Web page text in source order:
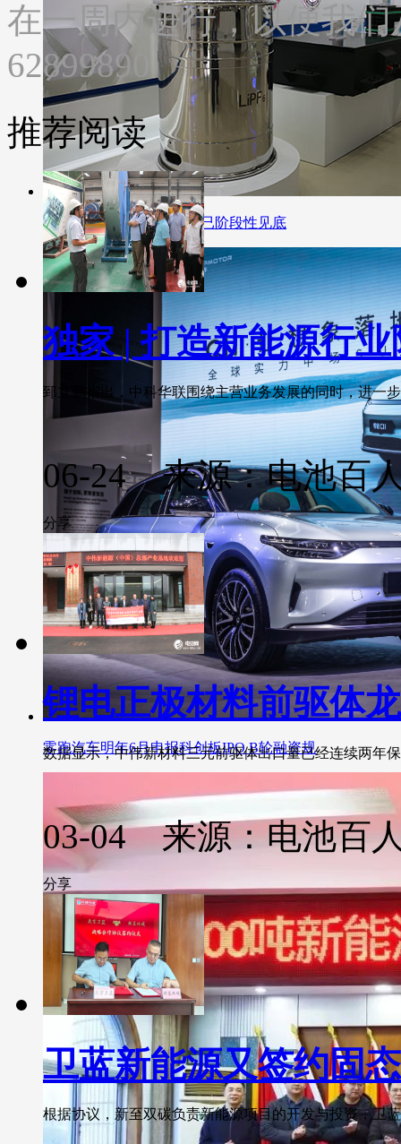
多氟多：六氟磷酸锂价格已阶段性见底
零跑汽车明年6月申报科创板IPO B轮融资规
在一周内进行，以便我
62899890
推荐阅读
独家 | 打造新能源行
郅立鹏指出，中科华联围绕主营业务发展的同时，进一
06-24 来源：电池百
分享
锂电正极材料前驱体
数据显示，中伟新材料三元前驱体出口量已经连续两年
03-04 来源：电池百
分享
卫蓝新能源又签约固
根据协议，新至双碳负责新能源项目的开发与投资，卫